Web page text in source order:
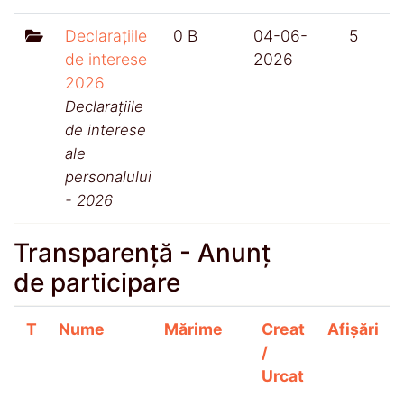
Declarațiile
de interese
2026
Declarațiile
de interese
ale
personalului
- 2026
0 B
04-06-
2026
5
Transparență - Anunț
de participare
T Nume Mărime
Creat
/
Urcat
Afișări